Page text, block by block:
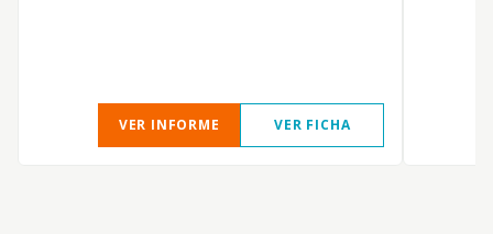
VER INFORME VER FICHA